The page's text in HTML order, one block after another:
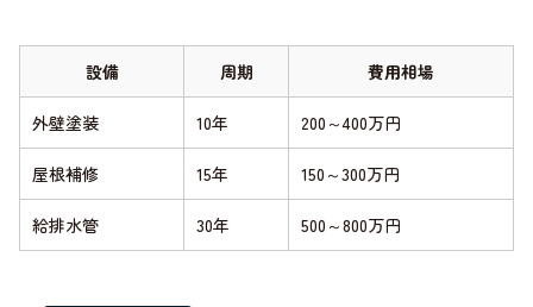
設備 周期 費用相場
外壁塗装 10年 200～400万円
屋根補修 15年 150～300万円
給排水管 30年 500～800万円